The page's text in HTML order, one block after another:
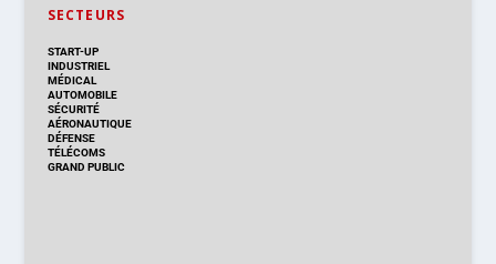
SECTEURS
START-UP
INDUSTRIEL
MÉDICAL
AUTOMOBILE
SÉCURITÉ
AÉRONAUTIQUE
DÉFENSE
TÉLÉCOMS
GRAND PUBLIC